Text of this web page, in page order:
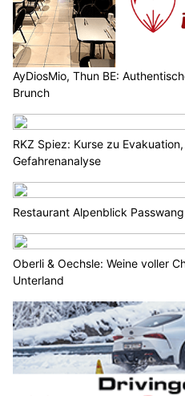
AyDiosMio, Thun BE:
Brunch
RKZ Spiez: Kurse zu
Gefahrenanalyse
Restaurant Alpenblick
Oberli & Oechsle: Weine voller
Unterland